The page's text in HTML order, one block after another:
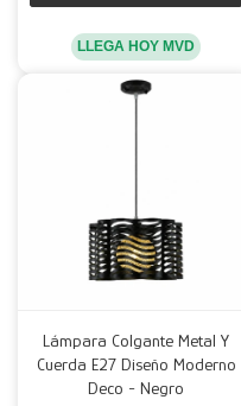
LLEGA HOY MVD
Lámpara Colgante Metal Y
Cuerda E27 Diseño Moderno
Deco - Negro